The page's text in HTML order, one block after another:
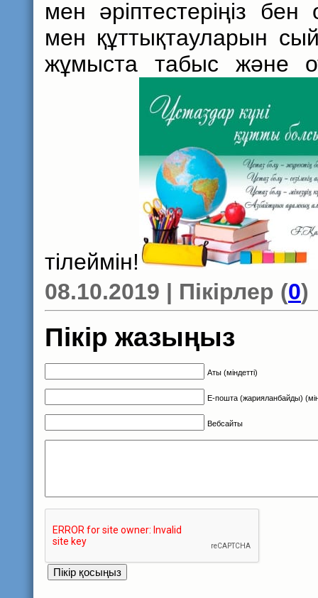
мен әріптестеріңіз
мен құттықтауларын
жұмыста табыс және
тілеймін!
08.10.2019 | Пікірлер (0)
Пікір жазыңыз
Аты (міндетті)
Е-пошта (жарияланбайды)
Вебсайты